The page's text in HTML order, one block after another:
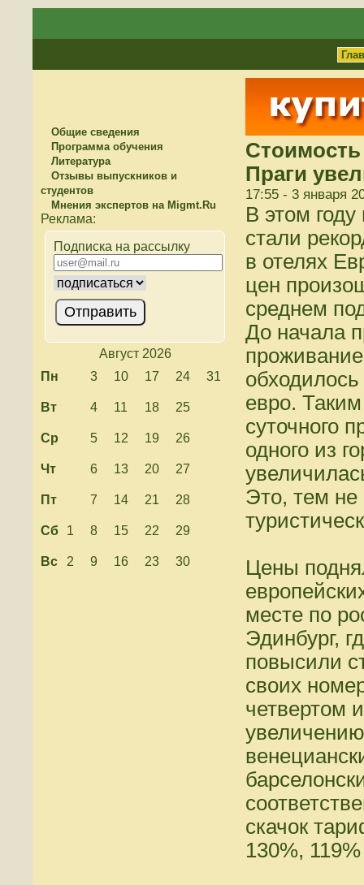
Общие сведения
Программа обучения
Литература
Отзывы выпускников и
студентов
Мнения экспертов на Migmt.Ru
Подписка на рассылку
Август 2026
Пн
3 10 17 24 31
Вт 4 11 18 25
Ср 5 12 19 26
Чт 6 13 20 27
Пт 7 14 21 28
Сб 1 8 15 22 29
Вс 2 9 16 23 30
Праги
17:55 - 3 января
В этом году
стали
в отелях
цен
среднем
До начала
евро.
суточного
одного из
Это, тем не
Цены
месте по
Эдинбург,
повысили
своих
четвертом
скачок
130%,